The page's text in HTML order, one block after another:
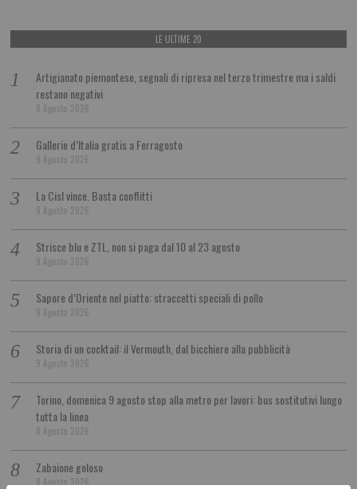
LE ULTIME 20
Artigianato piemontese, segnali di ripresa nel terzo trimestre ma i saldi
restano negativi
9 Agosto 2026
Gallerie d’Italia gratis a Ferragosto
9 Agosto 2026
La Cisl vince. Basta conflitti
9 Agosto 2026
Strisce blu e ZTL, non si paga dal 10 al 23 agosto
9 Agosto 2026
Sapore d’Oriente nel piatto: straccetti speciali di pollo
9 Agosto 2026
Storia di un cocktail: il Vermouth, dal bicchiere alla pubblicità
9 Agosto 2026
Torino, domenica 9 agosto stop alla metro per lavori: bus sostitutivi lungo
tutta la linea
8 Agosto 2026
Zabaione goloso
8 Agosto 2026